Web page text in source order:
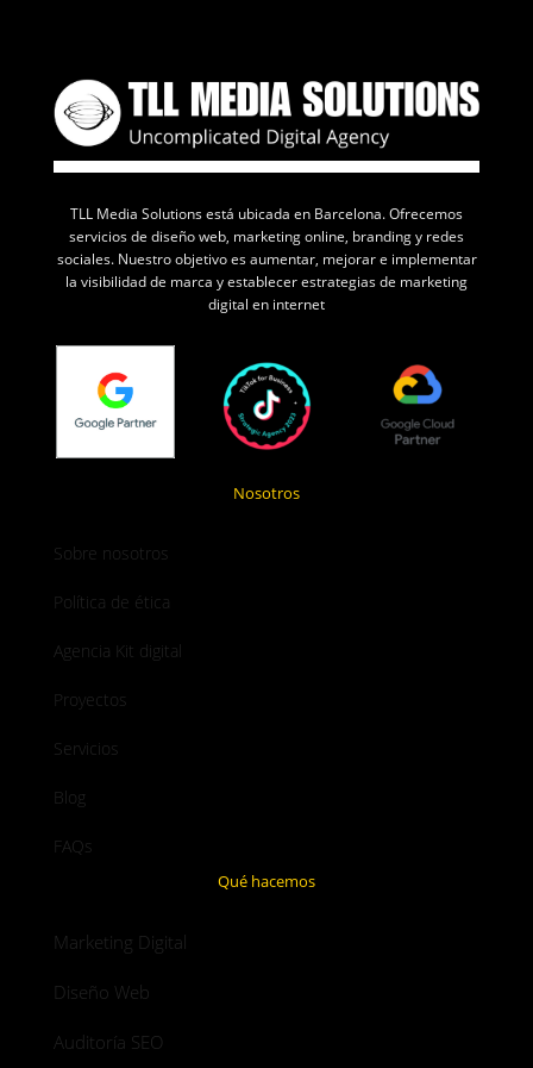
TLL Media Solutions está ubicada en Barcelona. Ofrecemos
servicios de diseño web, marketing online, branding y redes
sociales. Nuestro objetivo es aumentar, mejorar e implementar
la visibilidad de marca y establecer estrategias de marketing
digital en internet
Nosotros
Sobre nosotros
Política de ética
Agencia Kit digital
Proyectos
Servicios
Blog
FAQs
Qué hacemos
Marketing Digital
Diseño Web
Auditoría SEO